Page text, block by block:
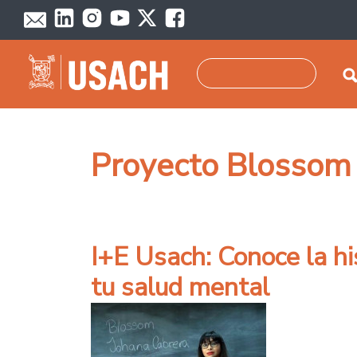
Pasar al contenido principal
Proyecto Blossom
I+E Usach: Conoce la
tu salud mental